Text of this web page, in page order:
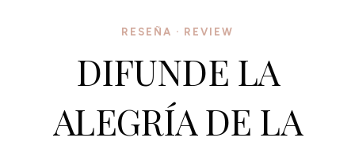
RESEÑA · REVIEW
DIFUNDE LA
ALEGRÍA DE LA